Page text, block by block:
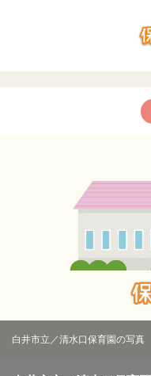
白井市立／清水口保育園の写真